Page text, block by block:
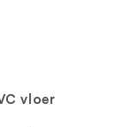
vloer